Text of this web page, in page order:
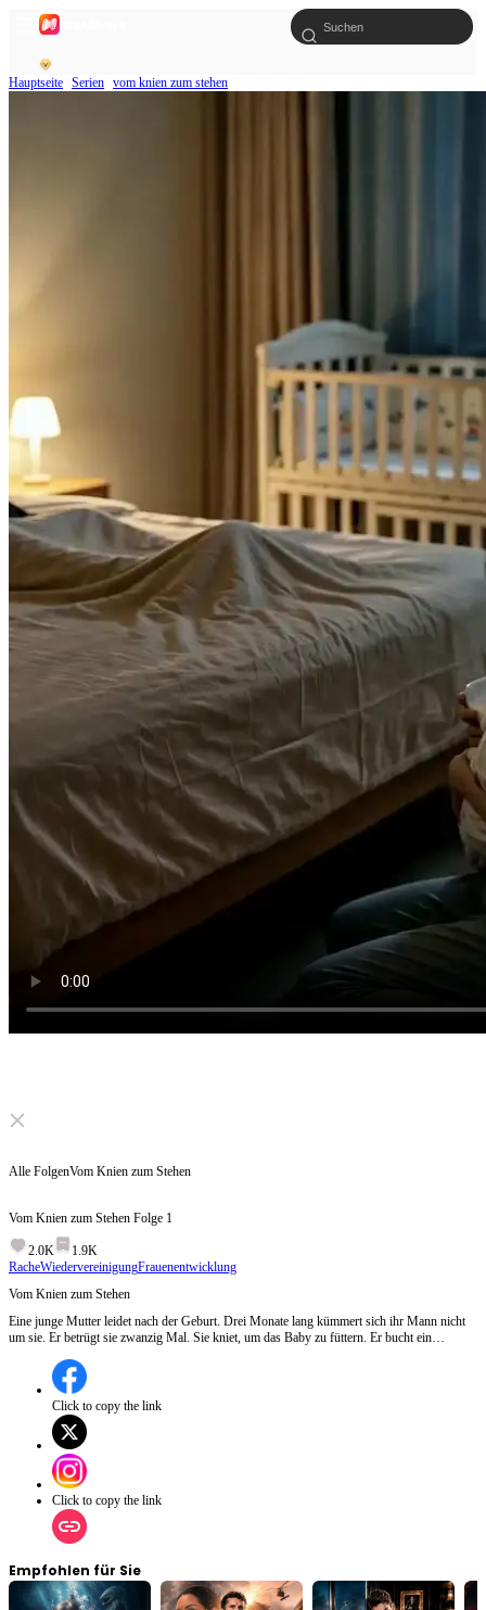
Hauptseite Serien vom knien zum stehen
Click to unmute
Alle FolgenVom Knien zum Stehen
Vom Knien zum Stehen Folge 1
2.0K
1.9K
RacheWiedervereinigungFrauenentwicklung
Vom Knien zum Stehen
Eine junge Mutter leidet nach der Geburt. Drei Monate lang kümmert sich ihr Mann nicht
um sie. Er betrügt sie zwanzig Mal. Sie kniet, um das Baby zu füttern. Er bucht ein
Chef eines großen Konzerns. Auf der Firmengala wirft sie ihm die Scheidungspapiere ins
Gesicht. Drei Monate später ist sie zwanzig Kilo leichter. Und viel stärker. Sie hasst nicht
mehr. Sie lässt ihn einfach verschwinden.
Click to copy the link
Click to copy the link
Empfohlen für Sie